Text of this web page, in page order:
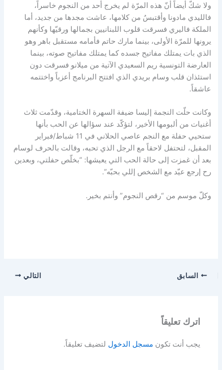
ولا شكّ أيضاً أنّ هذه المرّة لم يخرج أحد من النجوم خاسراً،
فالليدي مادونا وأقتبسُ من كلامها، عاشت مجدها من جديد، أما
الملكة فاليري فسرقت قلوب اللبنانيين بجمالها ورقيّها وكأنهم
يرونها للمرّة الأولى، بينما مارك حاتم فأمامه مستقبل باهر وهو
الذي بات يمتلك مفاتيح جسده كما يمتلك مفاتيح صوته، بينما
العارضة التونسية ريم السعيدي الآتية من ميلانو فسرقت دون
استئذان قلب وسام بريدي الذي افتتح البرنامج أعزباً واختتمه
عاشقاً.
وكانت حلّت النجمة إليسا ضيفة السهرة الختامية، وقدّمت ثلاث
أغنيات من ألبومها الأخير، لتؤكّد عند سؤالها عن الحب بأنها
ستحيي حفلة مع النجم عاصي الحلاني في 11 شباط/فبراير
المقبل، لتحتفل لاحقاً مع الرجل الذي تحبه، وقالت بالحرف لوسام
بعد أن غمزت إلى حالة الحب التي يعيشها: “بخلّص حفلتي، وبعدين
رح إرجع عيّد مع الشخص إللي بحبّه”.
وكلّ موسم من “رقص النجوم” وأنتم بخير.
السابق التالي
اترك تعليقاً
يجب أنت تكون مسجل الدخول لتضيف تعليقاً.